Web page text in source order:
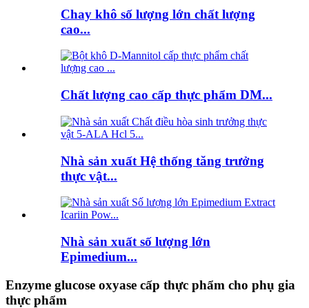
Chay khô số lượng lớn chất lượng
cao...
Chất lượng cao cấp thực phẩm DM...
Nhà sản xuất Hệ thống tăng trưởng
thực vật...
Nhà sản xuất số lượng lớn
Epimedium...
Enzyme glucose oxyase cấp thực phẩm cho phụ gia
thực phẩm